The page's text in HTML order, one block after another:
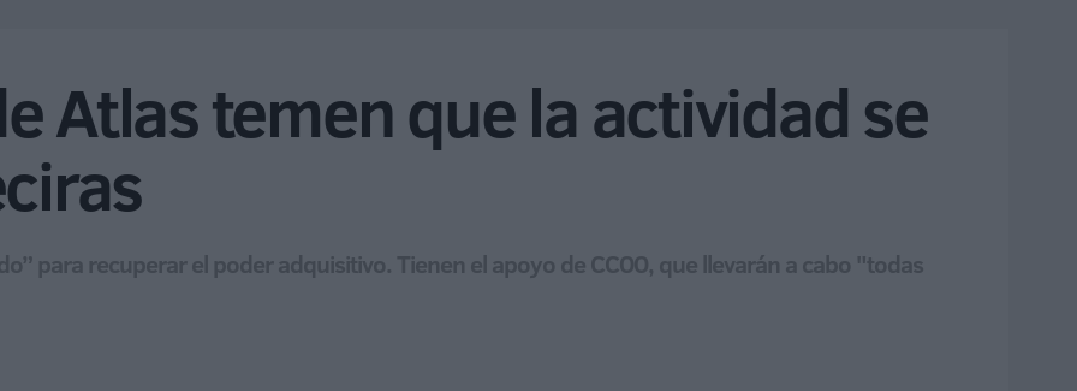
Atlas temen que la actividad se
para recuperar el poder adquisitivo. Tienen el apoyo de CCOO, que llevarán a cabo "todas